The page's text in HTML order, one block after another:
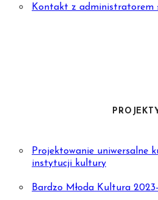
Kontakt z administratorem
Projektowanie uniwersalne
instytucji kultury
Bardzo Młoda Kultura